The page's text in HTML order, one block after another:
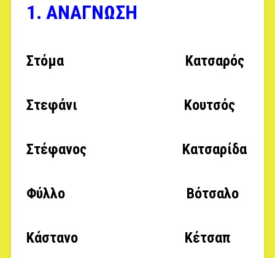
1. ΑΝΑΓΝΩΣΗ
Στόμα Κατσαρός
Στεφάνι Κουτσός
Στέφανος Κατσαρίδα
Φύλλο Βότσαλο
Κάστανο Κέτσαπ